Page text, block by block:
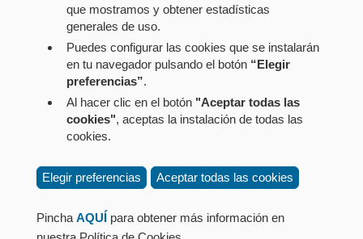
Menú
Política de privacidad
que mostramos y obtener estadísticas
generales de uso.
Puedes configurar las cookies que se instalarán
en tu navegador pulsando el botón “Elegir
preferencias”.
Al hacer clic en el botón "Aceptar todas las
cookies", aceptas la instalación de todas las
cookies.
Elegir preferencias Aceptar todas las cookies
Pincha AQUÍ para obtener más información en